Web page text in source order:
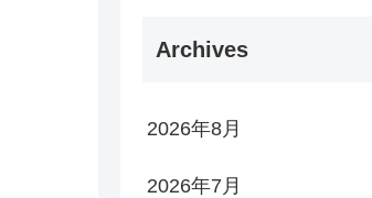
Archives
2026年8月
2026年7月